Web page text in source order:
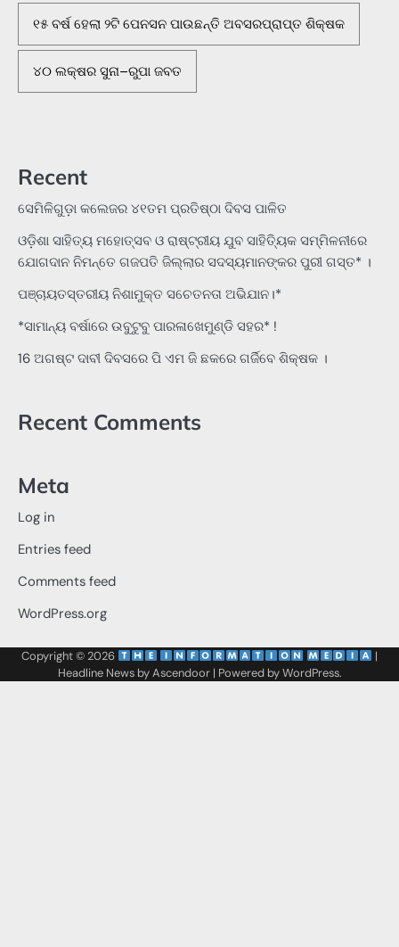
୧୫ ବର୍ଷ ହେଲା ୨ଟି ପେନସନ ପାଉଛନ୍ତି ଅବସରପ୍ରାପ୍ତ ଶିକ୍ଷକ
୪୦ ଲକ୍ଷର ସୁନା–ରୁପା ଜବତ
Recent
ସେମିଳିଗୁଡ଼ା କଲେଜର ୪୧ତମ ପ୍ରତିଷ୍ଠା ଦିବସ ପାଳିତ
ଓଡ଼ିଶା ସାହିତ୍ୟ ମହୋତ୍ସବ ଓ ରାଷ୍ଟ୍ରୀୟ ଯୁବ ସାହିତ୍ୟିକ ସମ୍ମିଳନୀରେ
ଯୋଗଦାନ ନିମନ୍ତେ ଗଜପତି ଜିଲ୍ଲାର ସଦସ୍ୟମାନଙ୍କର ପୁରୀ ଗସ୍ତ* ।
ପଞ୍ଚାୟତସ୍ତରୀୟ ନିଶାମୁକ୍ତ ସଚେତନତା ଅଭିଯାନ।*
*ସାମାନ୍ୟ ବର୍ଷାରେ ଉବୁଟୁବୁ ପାରଳାଖେମୁଣ୍ଡି ସହର* !
16 ଅଗଷ୍ଟ ଦାବୀ ଦିବସରେ ପି ଏମ ଜି ଛକରେ ଗର୍ଜିବେ ଶିକ୍ଷକ ।
Recent Comments
Meta
Log in
Entries feed
Comments feed
WordPress.org
Copyright © 2026
|
Headline News byAscendoor| Powered byWordPress.